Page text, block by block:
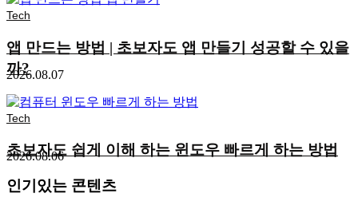
Tech
앱 만드는 방법 | 초보자도 앱 만들기 성공할 수 있을
까?
2026.08.07
Tech
초보자도 쉽게 이해 하는 윈도우 빠르게 하는 방법
2026.08.06
인기있는 콘텐츠